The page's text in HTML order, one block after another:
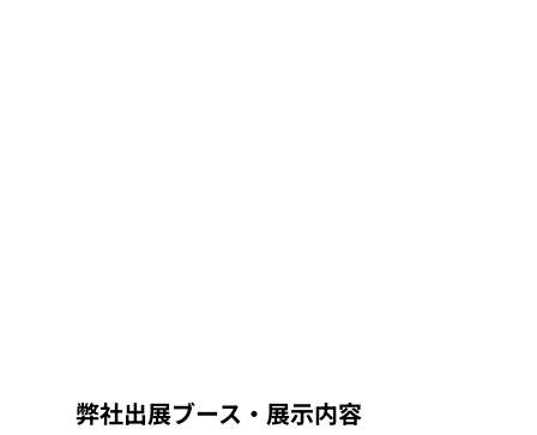
弊社出展ブース・展示内容